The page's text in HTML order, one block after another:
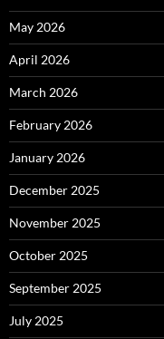
May 2026
April 2026
March 2026
February 2026
January 2026
December 2025
November 2025
October 2025
September 2025
July 2025